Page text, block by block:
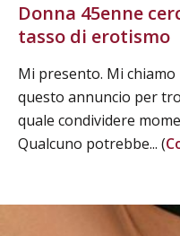
Donna 45enne
tasso di erotismo
Mi presento. Mi
questo annuncio per
quale condividere
Qualcuno potrebbe... (